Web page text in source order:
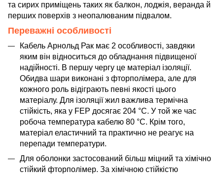
та сирих приміщень таких як балкон, лоджія, веранда й
перших поверхів з неопалюваним підвалом.
Переважні особливості
Кабель Арнольд Рак має 2 особливості, завдяки
яким він відноситься до обладнання підвищеної
надійності. В першу чергу це матеріал ізоляції.
Обидва шари виконані з фторполімера, але для
кожного роль відіграють певні якості цього
матеріалу. Для ізоляції жил важлива термічна
стійкість, яка у FEP досягає 204 °C. У той же час
робоча температура кабелю 80 °C. Крім того,
матеріал еластичний та практично не реагує на
перепади температури.
Для оболонки застосований більш міцний та хімічно
стійкий фторполімер. За хімічною стійкістю